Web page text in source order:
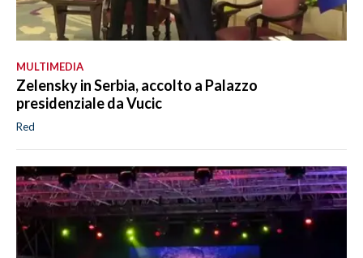
MULTIMEDIA
Zelensky in Serbia, accolto a Palazzo
presidenziale da Vucic
Red